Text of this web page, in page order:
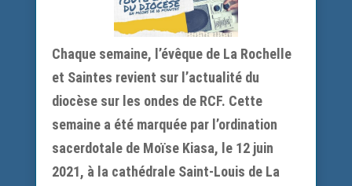
Chaque semaine, l’évêque de La Rochelle
et Saintes revient sur l’actualité du
diocèse sur les ondes de RCF. Cette
semaine a été marquée par l’ordination
sacerdotale de Moïse Kiasa, le 12 juin
2021, à la cathédrale Saint-Louis de La